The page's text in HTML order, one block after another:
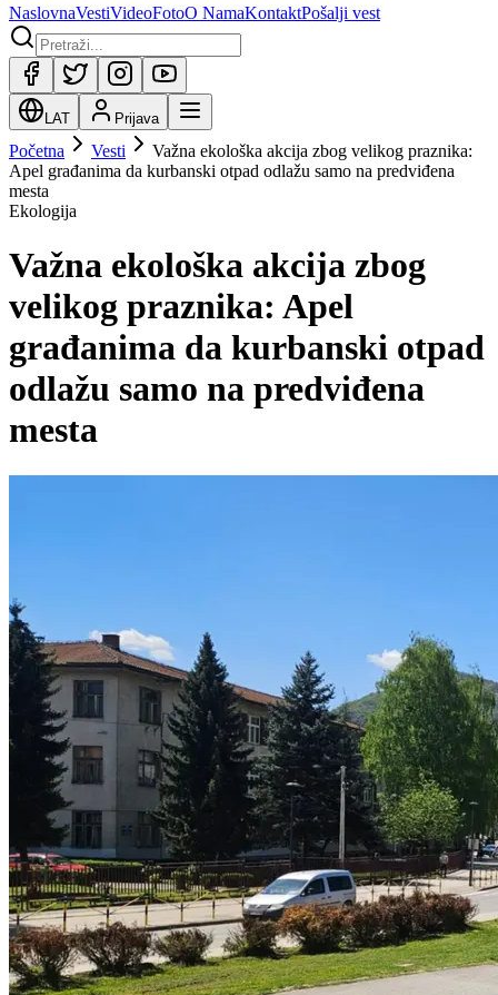
NaslovnaVestiVideoFotoO NamaKontaktPošalji vest
LAT Prijava
Početna Vesti
Važna ekološka akcija zbog velikog praznika:
Apel građanima da kurbanski otpad odlažu samo na predviđena
mesta
Ekologija
Važna ekološka akcija zbog
velikog praznika: Apel
građanima da kurbanski otpad
odlažu samo na predviđena
mesta